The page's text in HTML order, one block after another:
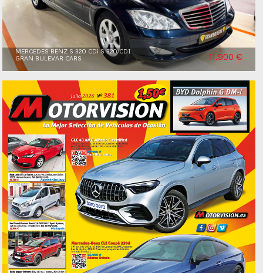
MERCEDES BENZ S 320 CDi S 320 CDI
GRAN BULEVAR CARS
11.900 €